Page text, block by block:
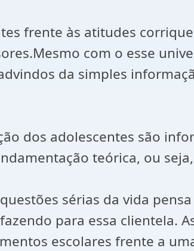
frente às atitudes
com o esse
da simples
dos adolescentes são
teórica, ou
sérias da vida
para essa clientela.
escolares frente a